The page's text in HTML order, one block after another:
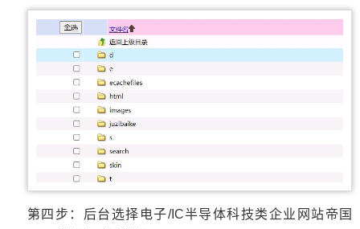
第四步：后台选择电子/IC半导体科技类企业网站帝国